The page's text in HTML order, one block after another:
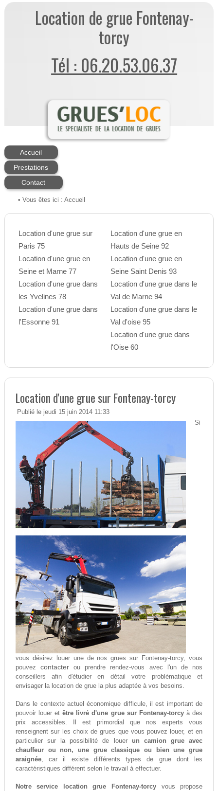
Location de grue Fontenay-
torcy
Tél : 06.20.53.06.37
Accueil
Prestations
Contact
• Vous êtes ici : Accueil
Location d'une grue sur
Paris 75
Location d'une grue en
Seine et Marne 77
Location d'une grue dans
les Yvelines 78
Location d'une grue dans
l'Essonne 91
Location d'une grue en
Hauts de Seine 92
Location d'une grue en
Seine Saint Denis 93
Location d'une grue dans le
Val de Marne 94
Location d'une grue dans le
Val d'oise 95
Location d'une grue dans
l'Oise 60
Location d'une grue sur Fontenay-torcy
Publié le jeudi 15 juin 2014 11:33
Si
vous désirez louer une de nos grues sur Fontenay-torcy, vous
pouvezcontacter ou prendre rendez-vous avec l'un de nos
conseillers afin d'étudier en détail votre problématique et
envisager la location de grue la plus adaptée à vos besoins.
Dans le contexte actuel économique difficule, il est important de
pouvoir louer etêtre livré d'une grue sur Fontenay-torcyà des
prix accessibles. Il est primordial que nos experts vous
renseignent sur les choix de grues que vous pouvez louer, et en
particulier sur la possibilité de louer un camion grue avec
chauffeur ou non, une grue classique ou bien une grue
araignée, car il existe différents types de grue dont les
caractéristiques différent selon le travail à effectuer.
Notre service location grue Fontenay-torcy vous propose